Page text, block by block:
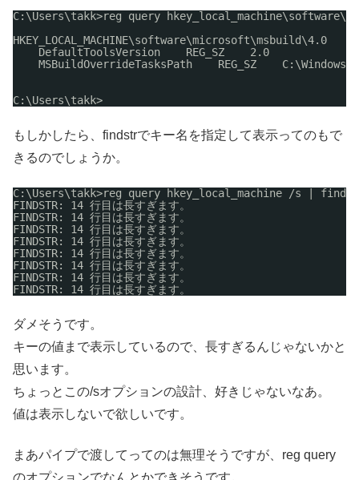
C:\Users\takk>reg query
HKEY_LOCAL_MACHINE\software\microsoft\msbuild\4.0
DefaultToolsVersion    REG_SZ    2.0
MSBuildOverrideTasksPath    REG_SZ
C:\Users\takk>
もしかしたら、findstrでキー名を指定して表示ってのもで
きるのでしょうか。
C:\Users\takk>reg query hkey_local_machine /s
|
FINDSTR: 14 行目は長すぎます。
FINDSTR: 14 行目は長すぎます。
FINDSTR: 14 行目は長すぎます。
FINDSTR: 14 行目は長すぎます。
FINDSTR: 14 行目は長すぎます。
FINDSTR: 14 行目は長すぎます。
FINDSTR: 14 行目は長すぎます。
FINDSTR: 14 行目は長すぎます。
ダメそうです。
キーの値まで表示しているので、長すぎるんじゃないかと
思います。
ちょっとこの/sオプションの設計、好きじゃないなあ。
値は表示しないで欲しいです。
まあパイプで渡してってのは無理そうですが、reg query
のオプションでなんとかできそうです。